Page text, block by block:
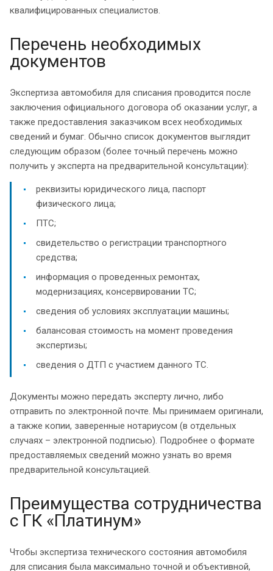
квалифицированных специалистов.
Перечень необходимых
документов
Экспертиза автомобиля для списания проводится после
заключения официального договора об оказании услуг, а
также предоставления заказчиком всех необходимых
сведений и бумаг. Обычно список документов выглядит
следующим образом (более точный перечень можно
получить у эксперта на предварительной консультации):
реквизиты юридического лица, паспорт
физического лица;
ПТС;
свидетельство о регистрации транспортного
средства;
информация о проведенных ремонтах,
модернизациях, консервировании ТС;
сведения об условиях эксплуатации машины;
балансовая стоимость на момент проведения
экспертизы;
сведения о ДТП с участием данного ТС.
Документы можно передать эксперту лично, либо
отправить по электронной почте. Мы принимаем оригинали,
а также копии, заверенные нотариусом (в отдельных
случаях – электронной подписью). Подробнее о формате
предоставляемых сведений можно узнать во время
предварительной консультацией.
Преимущества сотрудничества
с ГК «Платинум»
Чтобы экспертиза технического состояния автомобиля
для списания была максимально точной и объективной,